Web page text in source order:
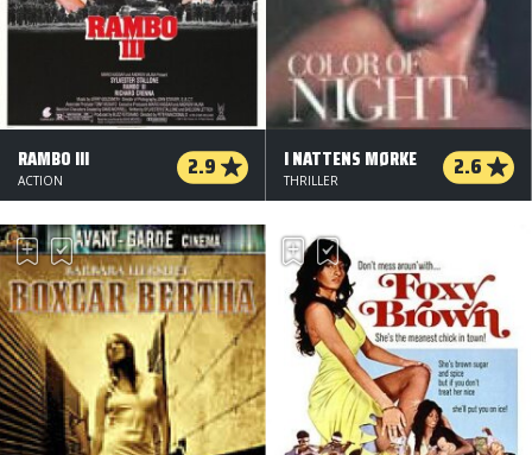
RAMBO III 2.9
ACTION
I NATTENS MØRKE 2.6
THRILLER